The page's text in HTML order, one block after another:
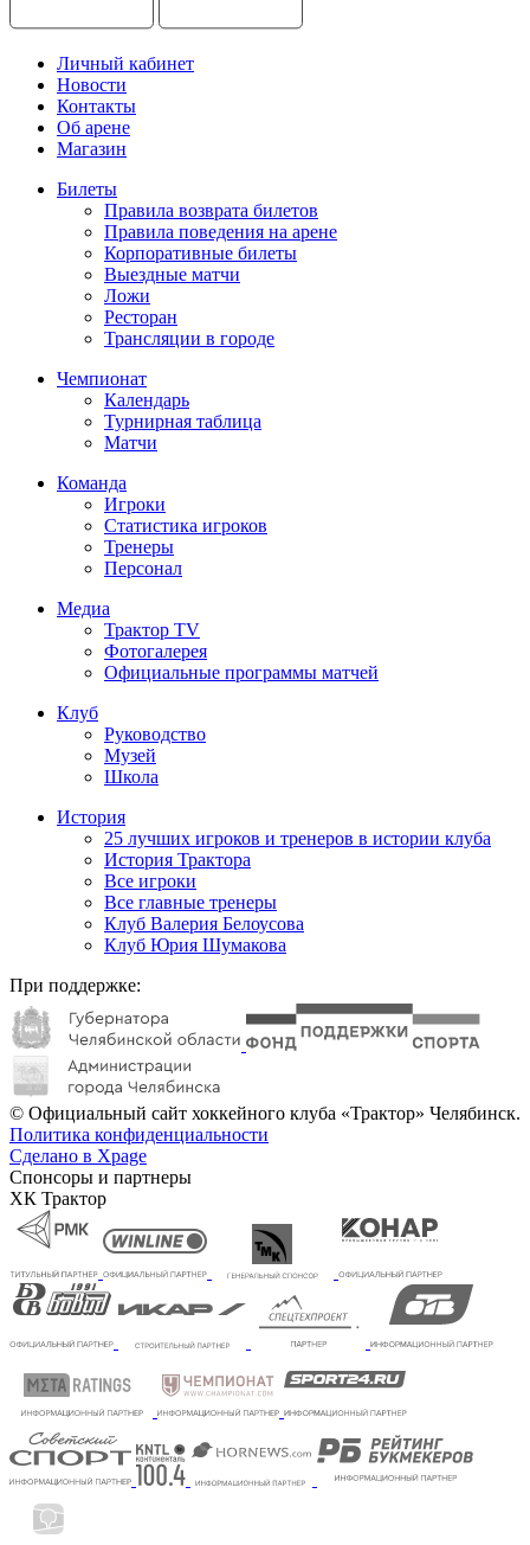
Личный кабинет
Новости
Контакты
Об арене
Магазин
Билеты
Правила возврата билетов
Правила поведения на арене
Корпоративные билеты
Выездные матчи
Ложи
Ресторан
Трансляции в городе
Чемпионат
Календарь
Турнирная таблица
Матчи
Команда
Игроки
Статистика игроков
Тренеры
Персонал
Медиа
Трактор TV
Фотогалерея
Официальные программы матчей
Клуб
Руководство
Музей
Школа
История
25 лучших игроков и тренеров в истории клуба
История Трактора
Все игроки
Все главные тренеры
Клуб Валерия Белоусова
Клуб Юрия Шумакова
При поддержке:
© Официальный сайт хоккейного клуба «Трактор» Челябинск.
Политика конфиденциальности
Сделано в Xpage
Спонсоры и партнеры
ХК Трактор